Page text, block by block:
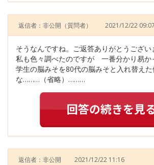
返信者：非公開 （質問者） 2021/12/22 09:07
そうなんですね。ご返答ありがとうござい
私も色々調べたのですが 一番分かり易か
学生の脳みそを80代の脳みそと入れ替え
な………（省略）………
返信者：非公開 2021/12/22 11:16